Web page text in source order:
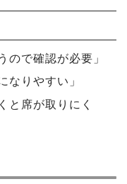
ので確認が必要」
なりやすい」
と席が取りにく